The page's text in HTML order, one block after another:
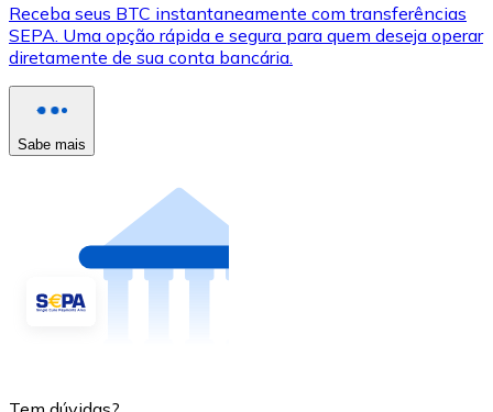
Receba seus BTC instantaneamente com transferências
SEPA. Uma opção rápida e segura para quem deseja operar
diretamente de sua conta bancária.
Sabe mais